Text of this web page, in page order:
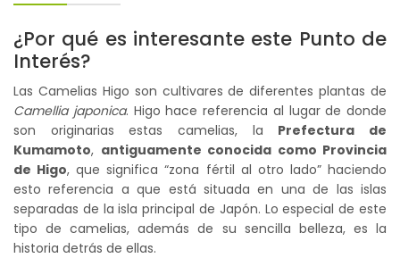
¿Por qué es interesante este Punto de
Interés?
Las Camelias Higo son cultivares de diferentes plantas de
Camellia japonica. Higo hace referencia al lugar de donde
son originarias estas camelias, la Prefectura de
Kumamoto, antiguamente conocida como Provincia
de Higo, que significa “zona fértil al otro lado” haciendo
esto referencia a que está situada en una de las islas
separadas de la isla principal de Japón. Lo especial de este
tipo de camelias, además de su sencilla belleza, es la
historia detrás de ellas.